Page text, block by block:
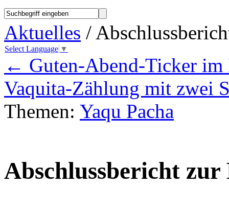
Aktuelles /
Select Language ▼
← Guten-Abend-Ticker
Vaquita-Zählung mit zwei
Themen: Yaqu Pacha
Abschlussbericht